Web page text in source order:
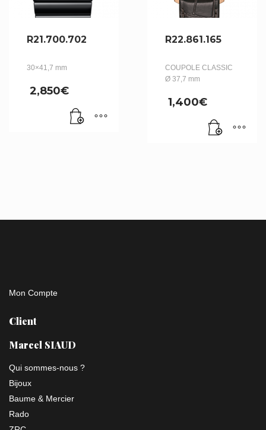
R21.700.702
30×41,7 mm
2,850€
R22.861.165
COUPOLE CLASSIC
Ø 37,7 mm
1,400€
Mon Compte
Client
Marcel SIAUD
Qui sommes-nous ?
Bijoux
Baume & Mercier
Rado